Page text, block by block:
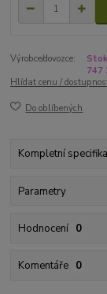
Výrobce/dovozce:
747
Hlídat cenu /
Do oblíbených
Kompletní
Parametry
Hodnocení 0
Komentáře 0